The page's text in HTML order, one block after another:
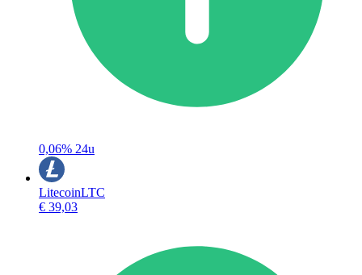
0,06% 24u
LitecoinLTC
€ 39,03